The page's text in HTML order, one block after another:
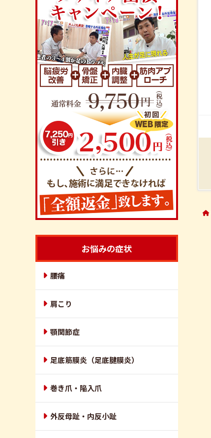
お悩みの症状
腰痛
肩こり
顎関節症
足底筋膜炎（足底腱膜炎）
巻き爪・陥入爪
外反母趾・内反小趾